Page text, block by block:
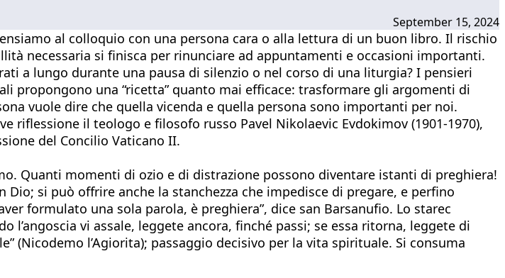
September 15, 2024
al colloquio con una persona cara o alla lettura di un buon libro. Il rischio
necessaria si finisca per rinunciare ad appuntamenti e occasioni importanti.
a lungo durante una pausa di silenzio o nel corso di una liturgia? I pensieri
una “ricetta” quanto mai efficace: trasformare gli argomenti di
vuole dire che quella vicenda e quella persona sono importanti per noi.
riflessione il teologo e filosofo russo Pavel Nikolaevic Evdokimov (1901-1970),
del Concilio Vaticano II.
Quanti momenti di ozio e di distrazione possono diventare istanti di preghiera!
si può offrire anche la stanchezza che impedisce di pregare, e perfino
formulato una sola parola, è preghiera”, dice san Barsanufio. Lo starec
vi assale, leggete ancora, finché passi; se essa ritorna, leggete di
(Nicodemo l’Agiorita); passaggio decisivo per la vita spirituale. Si consuma